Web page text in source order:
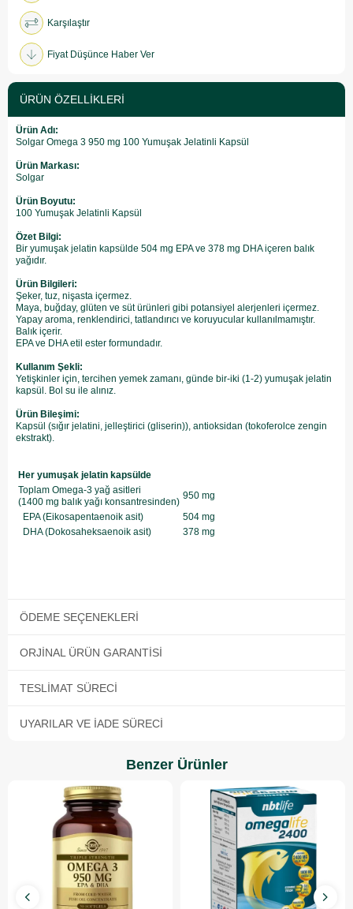
Karşılaştır
Fiyat Düşünce Haber Ver
ÜRÜN ÖZELLIKLERI
Ürün Adı:
Solgar Omega 3 950 mg 100 Yumuşak Jelatinli Kapsül
Ürün Markası:
Solgar
Ürün Boyutu:
100 Yumuşak Jelatinli Kapsül
Özet Bilgi:
Bir yumuşak jelatin kapsülde 504 mg EPA ve 378 mg DHA içeren balık
yağıdır.
Ürün Bilgileri:
Şeker, tuz, nişasta içermez.
Maya, buğday, glüten ve süt ürünleri gibi potansiyel alerjenleri içermez.
Yapay aroma, renklendirici, tatlandırıcı ve koruyucular kullanılmamıştır.
Balık içerir.
EPA ve DHA etil ester formundadır.
Kullanım Şekli:
Yetişkinler için, tercihen yemek zamanı, günde bir-iki (1-2) yumuşak jelatin
kapsül. Bol su ile alınız.
Ürün Bileşimi:
Kapsül (sığır jelatini, jelleştirici (gliserin)), antioksidan (tokoferolce zengin
ekstrakt).
Her yumuşak jelatin kapsülde
Toplam Omega-3 yağ asitleri
(1400 mg balık yağı konsantresinden)
950 mg
EPA (Eikosapentaenoik asit)
504 mg
DHA (Dokosaheksaenoik asit)
378 mg
ÖDEME SEÇENEKLERI
ORJINAL ÜRÜN GARANTISI
TESLIMAT SÜRECI
UYARILAR VE İADE SÜRECI
Benzer Ürünler